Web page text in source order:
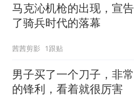
马克沁机枪的出现，宣告
了骑兵时代的落幕
茜茜剪影 1跟贴
男子买了一个刀子，非常
的锋利，看着就很厉害